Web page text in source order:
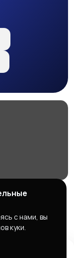
с нами, вы
куки.